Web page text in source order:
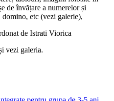
de învățare a numerelor și
etc (vezi galerie),
de Istrati Viorica
vezi galeria.